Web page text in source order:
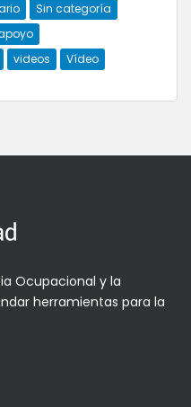
Sin categoría
videos Vídeo
Ocupacional y la
herramientas para la